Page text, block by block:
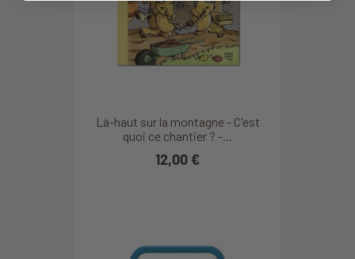
Là-haut sur la montagne - C'est
quoi ce chantier ? -...
12,00 €